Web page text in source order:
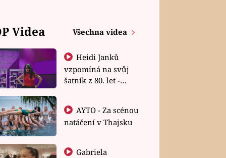
Videa Všechna videa
Heidi Janků
vzpomíná na svůj
šatník z 80. let -
natáčení v Thajsku
Gabriela